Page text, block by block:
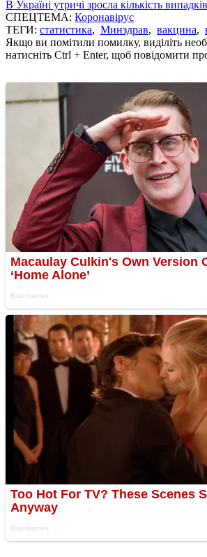
В Україні утричі зросла кількість
СПЕЦТЕМА: Коронавірус
ТЕГИ: статистика, Минздрав, вакцина,
Якщо ви помітили помилку, виділіть
натисніть Ctrl + Enter, щоб повідомити